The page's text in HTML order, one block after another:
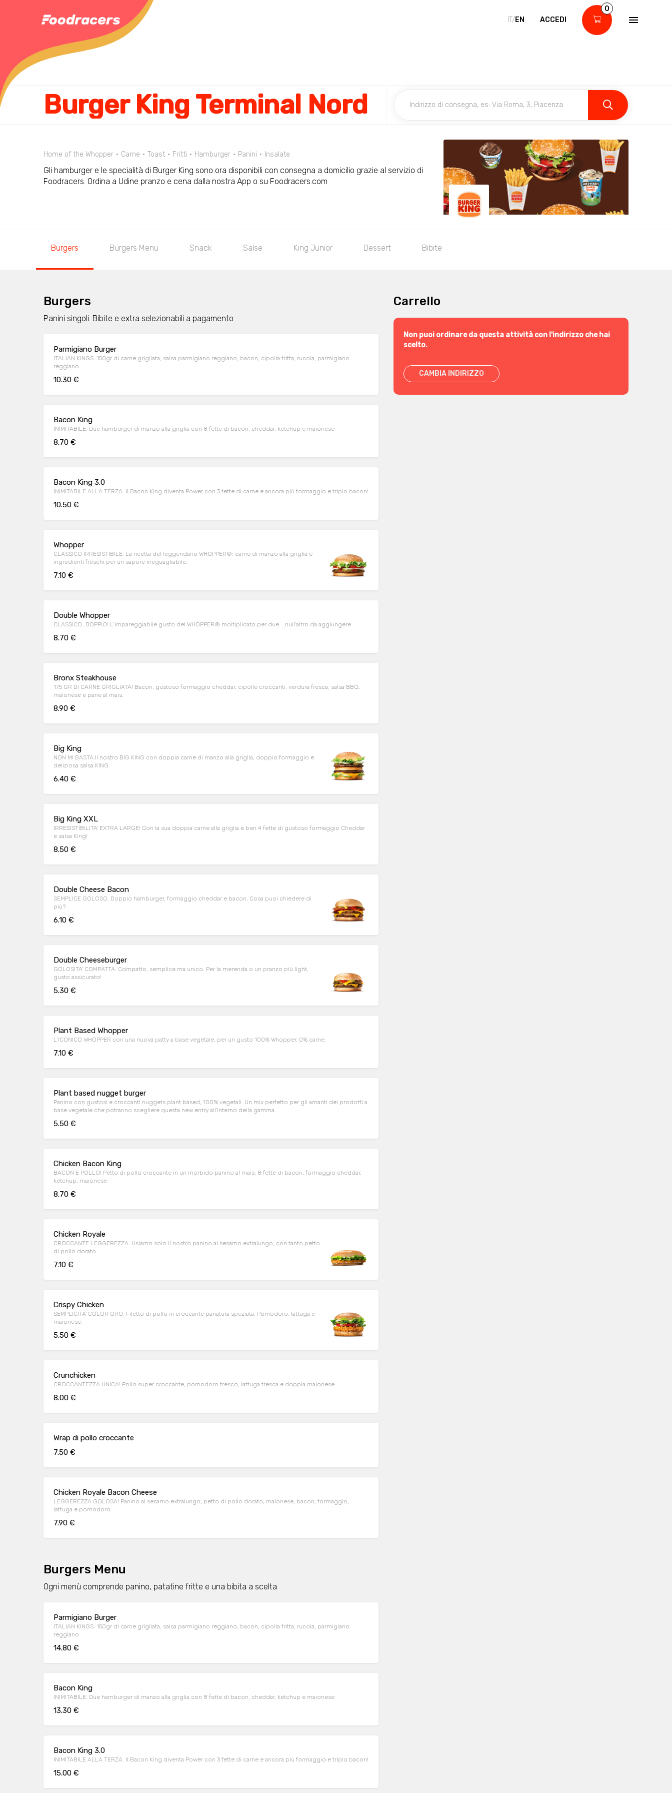
IT/EN ACCEDI
0
Burger King Terminal Nord
Home of the Whopper Carne Toast Fritti Hamburger Panini Insalate
Gli hamburger e le specialità di Burger King sono ora disponibili con consegna a domicilio grazie al servizio di
Foodracers. Ordina a Udine pranzo e cena dalla nostra App o su Foodracers.com
Burgers Burgers Menu Snack Salse King Junior Dessert Bibite
Burgers
Panini singoli. Bibite e extra selezionabili a pagamento
Parmigiano Burger
ITALIAN KINGS. 150gr di carne grigliata, salsa parmigiano reggiano, bacon, cipolla fritta, rucola, parmigiano
reggiano
10.30 €
Bacon King
INIMITABILE. Due hamburger di manzo alla griglia con 8 fette di bacon, cheddar, ketchup e maionese
8.70 €
Bacon King 3.0
INIMITABILE ALLA TERZA. Il Bacon King diventa Power con 3 fette di carne e ancora più formaggio e triplo bacon!
10.50 €
Whopper
CLASSICO IRRESISTIBILE. La ricetta del leggendario WHOPPER®: carne di manzo alla griglia e
ingredienti freschi per un sapore ineguagliabile.
7.10 €
Double Whopper
CLASSICO…DOPPIO! L’impareggiabile gusto del WHOPPER® moltiplicato per due. ..null'altro da aggiungere.
8.70 €
Bronx Steakhouse
175 GR DI CARNE GRIGLIATA! Bacon, gustoso formaggio cheddar, cipolle croccanti, verdura fresca, salsa BBQ,
maionese e pane al mais.
8.90 €
Big King
NON MI BASTA.Il nostro BIG KING con doppia carne di manzo alla griglia, doppio formaggio e
deliziosa salsa KING
6.40 €
Big King XXL
IRRESISTIBILITA' EXTRA LARGE! Con la sua doppia carne alla griglia e ben 4 fette di gustoso formaggio Cheddar
e salsa King!
8.50 €
Double Cheese Bacon
SEMPLICE GOLOSO. Doppio hamburger, formaggio cheddar e bacon. Cosa puoi chiedere di
più?
6.10 €
Double Cheeseburger
GOLOSITA' COMPATTA. Compatto, semplice ma unico. Per la merenda o un pranzo più light,
gusto assicurato!
5.30 €
Plant Based Whopper
L’ICONICO WHOPPER con una nuova patty a base vegetale, per un gusto 100% Whopper, 0% carne.
7.10 €
Plant based nugget burger
Panino con gustosi e croccanti nuggets plant based, 100% vegetali. Un mix perfetto per gli amanti dei prodotti a
base vegetale che potranno scegliere questa new entry all'interno della gamma.
5.50 €
Chicken Bacon King
BACON E POLLO! Petto di pollo croccante in un morbido panino al mais, 8 fette di bacon, formaggio cheddar,
ketchup, maionese
8.70 €
Chicken Royale
CROCCANTE LEGGEREZZA. Usiamo solo il nostro panino al sesamo extralungo, con tanto petto
di pollo dorato.
7.10 €
Crispy Chicken
SEMPLICITA' COLOR ORO. Filetto di pollo in croccante panatura speziata. Pomodoro, lattuga e
maionese.
5.50 €
Crunchicken
CROCCANTEZZA UNICA! Pollo super croccante, pomodoro fresco, lattuga fresca e doppia maionese
8.00 €
Wrap di pollo croccante
7.50 €
Chicken Royale Bacon Cheese
LEGGEREZZA GOLOSA! Panino al sesamo extralungo, petto di pollo dorato, maionese, bacon, formaggio,
lattuga e pomodoro.
7.90 €
Burgers Menu
Ogni menù comprende panino, patatine fritte e una bibita a scelta
Parmigiano Burger
ITALIAN KINGS. 150gr di carne grigliata, salsa parmigiano reggiano, bacon, cipolla fritta, rucola, parmigiano
reggiano
14.80 €
Bacon King
INIMITABILE. Due hamburger di manzo alla griglia con 8 fette di bacon, cheddar, ketchup e maionese
13.30 €
Bacon King 3.0
INIMITABILE ALLA TERZA. Il Bacon King diventa Power con 3 fette di carne e ancora più formaggio e triplo bacon!
15.00 €
Carrello
Non puoi ordinare da questa attività con l'indirizzo che hai
scelto.
CAMBIA INDIRIZZO